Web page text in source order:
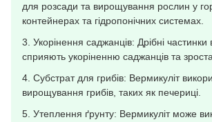
для розсади та вирощування рослин у
контейнерах та гідропонічних системах.
3. Укорінення саджанців: Дрібні частинки
сприяють укоріненню саджанців та
4. Субстрат для грибів: Вермикуліт
вирощування грибів, таких як печериці.
5. Утеплення ґрунту: Вермикуліт може